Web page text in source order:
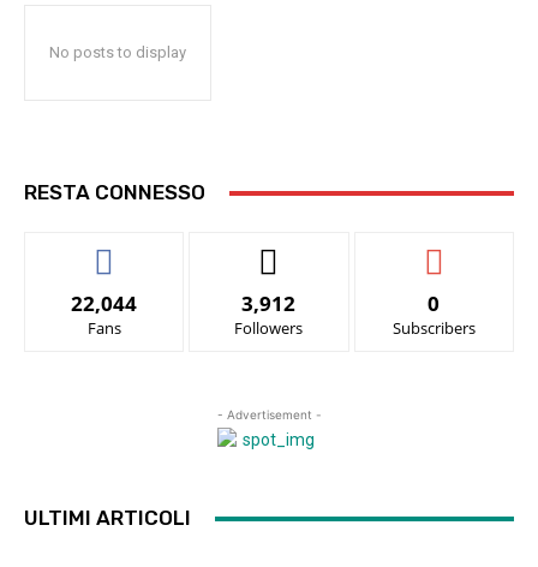
No posts to display
RESTA CONNESSO
22,044
Fans
3,912
Followers
0
Subscribers
- Advertisement -
ULTIMI ARTICOLI